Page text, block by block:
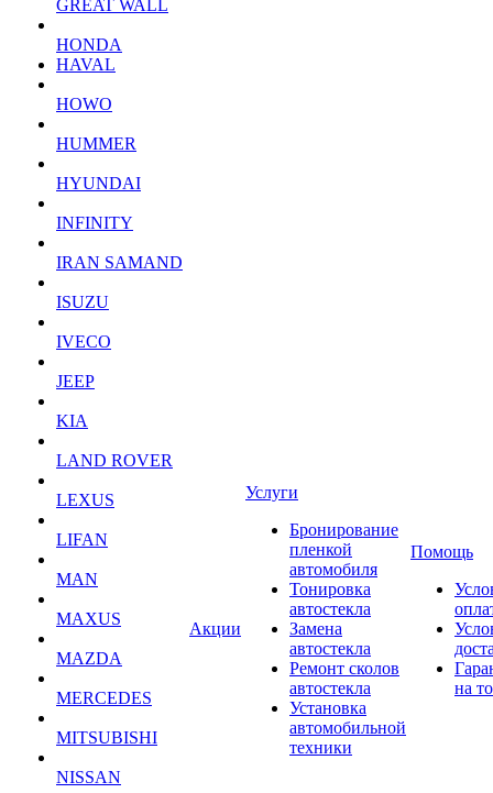
GREAT WALL
HONDA
HAVAL
HOWO
HUMMER
HYUNDAI
INFINITY
IRAN SAMAND
ISUZU
IVECO
JEEP
KIA
LAND ROVER
LEXUS
LIFAN
MAN
MAXUS
MAZDA
MERCEDES
MITSUBISHI
NISSAN
Акции
Услуги
Бронирование
пленкой
автомобиля
Тонировка
автостекла
Замена
автостекла
Ремонт сколов
автостекла
Установка
автомобильной
техники
Помощь
на